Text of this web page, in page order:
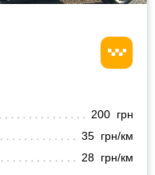
200 грн
35 грн/км
28 грн/км